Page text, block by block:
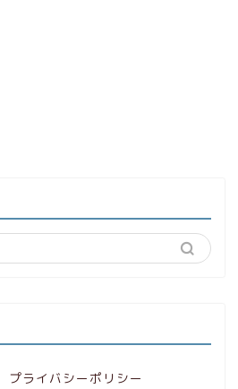
プライバシーポリシー